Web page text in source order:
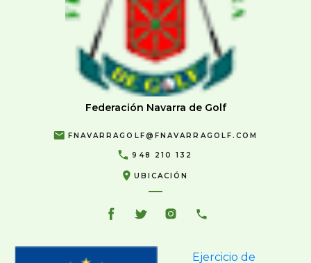
Federación Navarra de Golf
FNAVARRAGOLF@FNAVARRAGOLF.COM
948 210 132
UBICACIÓN
Ejercicio de